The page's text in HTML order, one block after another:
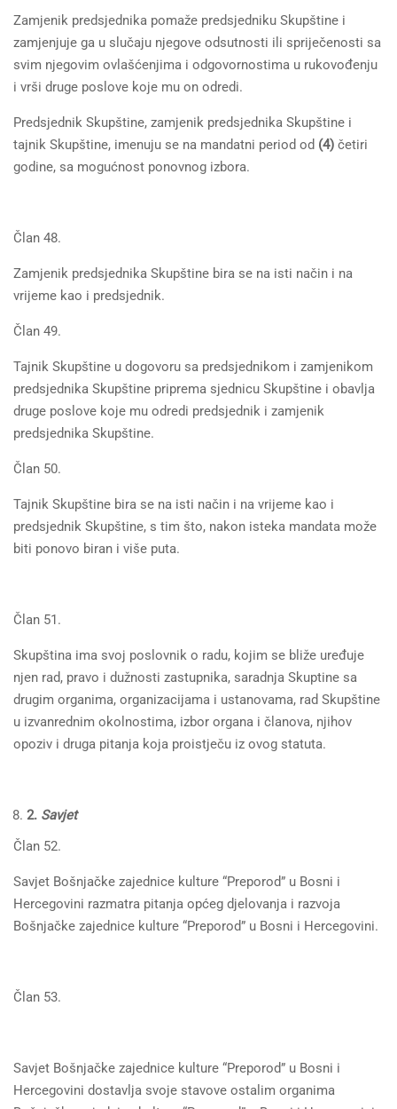
Zamjenik predsjednika pomaže predsjedniku Skupštine i
zamjenjuje ga u slučaju njegove odsutnosti ili spriječenosti sa
svim njegovim ovlašćenjima i odgovornostima u rukovođenju
i vrši druge poslove koje mu on odredi.
Predsjednik Skupštine, zamjenik predsjednika Skupštine i
tajnik Skupštine, imenuju se na mandatni period od (4) četiri
godine, sa mogućnost ponovnog izbora.
Član 48.
Zamjenik predsjednika Skupštine bira se na isti način i na
vrijeme kao i predsjednik.
Član 49.
Tajnik Skupštine u dogovoru sa predsjednikom i zamjenikom
predsjednika Skupštine priprema sjednicu Skupštine i obavlja
druge poslove koje mu odredi predsjednik i zamjenik
predsjednika Skupštine.
Član 50.
Tajnik Skupštine bira se na isti način i na vrijeme kao i
predsjednik Skupštine, s tim što, nakon isteka mandata može
biti ponovo biran i više puta.
Član 51.
Skupština ima svoj poslovnik o radu, kojim se bliže uređuje
njen rad, pravo i dužnosti zastupnika, saradnja Skuptine sa
drugim organima, organizacijama i ustanovama, rad Skupštine
u izvanrednim okolnostima, izbor organa i članova, njihov
opoziv i druga pitanja koja proistječu iz ovog statuta.
2. Savjet
Član 52.
Savjet Bošnjačke zajednice kulture “Preporod” u Bosni i
Hercegovini razmatra pitanja općeg djelovanja i razvoja
Bošnjačke zajednice kulture “Preporod” u Bosni i Hercegovini.
Član 53.
Savjet Bošnjačke zajednice kulture “Preporod” u Bosni i
Hercegovini dostavlja svoje stavove ostalim organima